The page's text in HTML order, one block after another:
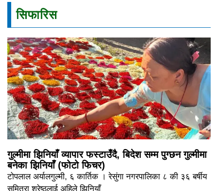
सिफारिस
गुल्मीमा झिनियाँ व्यापार फस्टाउँदै, बिदेश सम्म पुग्छन गुल्मीमा
बनेका झिनियाँ (फोटो फिचर)
टोपलाल अर्यालगुल्मी, ६ कार्तिक । रेसुंगा नगरपालिका ८ की ३६ बर्षीय
सुमित्रा श्रेष्ठलाई अहिले झिनियाँ